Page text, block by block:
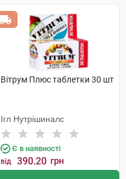
Вітрум Плюс таблетки 30 шт
Ігл Нутрішиналс
Є в наявності
від 390.20 грн